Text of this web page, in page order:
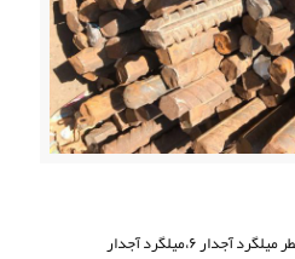
میلگرد آجدار میلگرد آجدار از قطر میلگرد آجدار ۶،میلگرد آجدار